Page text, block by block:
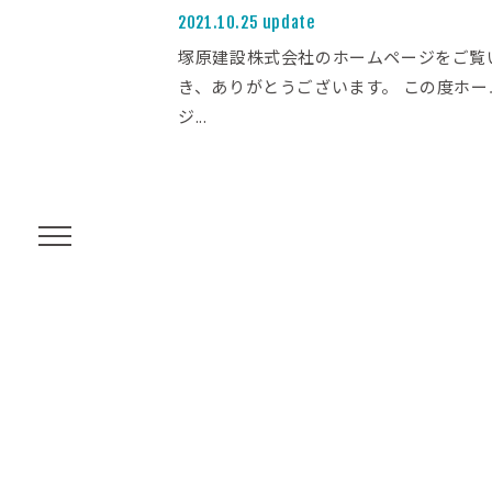
メニューボタン
2021.10.25 update
塚原建設株式会社のホームページをご覧
き、ありがとうございます。 この度ホー
ジ...